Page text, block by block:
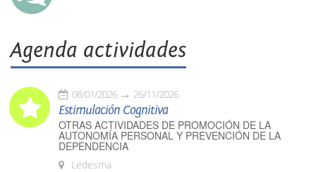
Agenda actividades
08/01/2026 26/11/2026
Estimulación Cognitiva
OTRAS ACTIVIDADES DE PROMOCIÓN DE LA
AUTONOMÍA PERSONAL Y PREVENCIÓN DE LA
DEPENDENCIA
Ledesma